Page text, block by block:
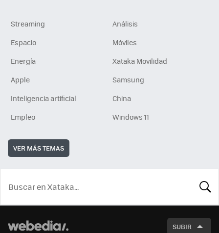
Streaming
Análisis
Espacio
Móviles
Energía
Xataka Movilidad
Apple
Samsung
Inteligencia artificial
China
Empleo
Windows 11
VER MÁS TEMAS
SUBIR